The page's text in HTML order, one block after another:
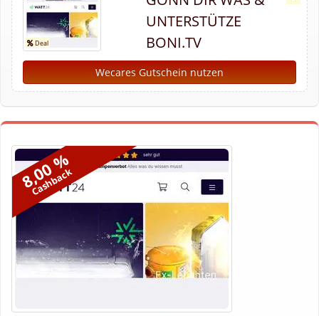
UNTERSTÜTZE
BONI.TV
Wecares Gutschein nutzen
8,00 %
Cashback